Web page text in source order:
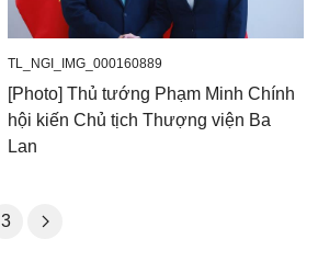
TL_NGI_IMG_000160889
[Photo] Thủ tướng Phạm Minh Chính
hội kiến Chủ tịch Thượng viện Ba
Lan
3